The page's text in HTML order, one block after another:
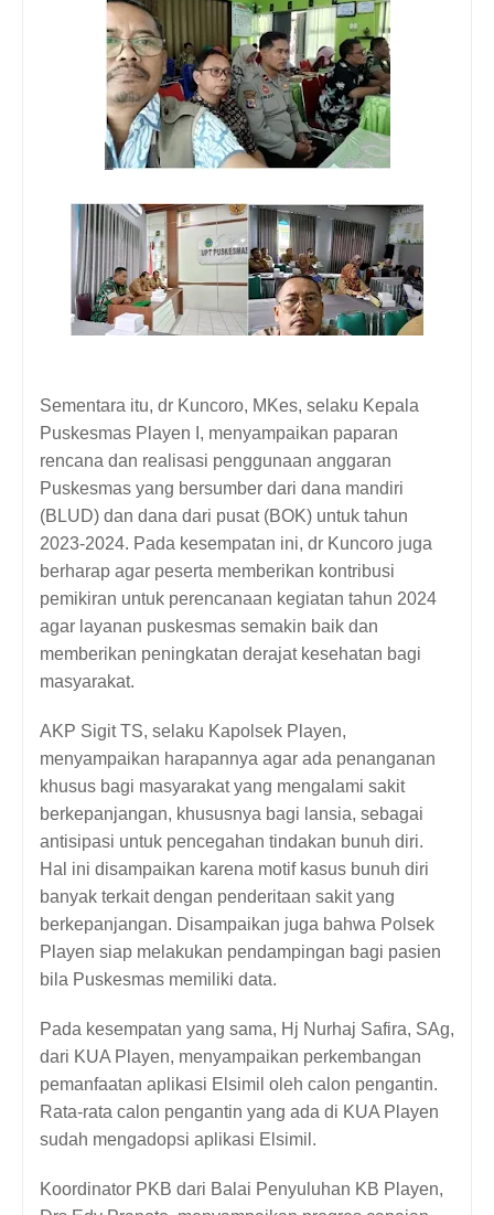
Sementara itu, dr Kuncoro, MKes, selaku Kepala
Puskesmas Playen I, menyampaikan paparan
rencana dan realisasi penggunaan anggaran
Puskesmas yang bersumber dari dana mandiri
(BLUD) dan dana dari pusat (BOK) untuk tahun
2023-2024. Pada kesempatan ini, dr Kuncoro juga
berharap agar peserta memberikan kontribusi
pemikiran untuk perencanaan kegiatan tahun 2024
agar layanan puskesmas semakin baik dan
memberikan peningkatan derajat kesehatan bagi
masyarakat.
AKP Sigit TS, selaku Kapolsek Playen,
menyampaikan harapannya agar ada penanganan
khusus bagi masyarakat yang mengalami sakit
berkepanjangan, khususnya bagi lansia, sebagai
antisipasi untuk pencegahan tindakan bunuh diri.
Hal ini disampaikan karena motif kasus bunuh diri
banyak terkait dengan penderitaan sakit yang
berkepanjangan. Disampaikan juga bahwa Polsek
Playen siap melakukan pendampingan bagi pasien
bila Puskesmas memiliki data.
Pada kesempatan yang sama, Hj Nurhaj Safira, SAg,
dari KUA Playen, menyampaikan perkembangan
pemanfaatan aplikasi Elsimil oleh calon pengantin.
Rata-rata calon pengantin yang ada di KUA Playen
sudah mengadopsi aplikasi Elsimil.
Koordinator PKB dari Balai Penyuluhan KB Playen,